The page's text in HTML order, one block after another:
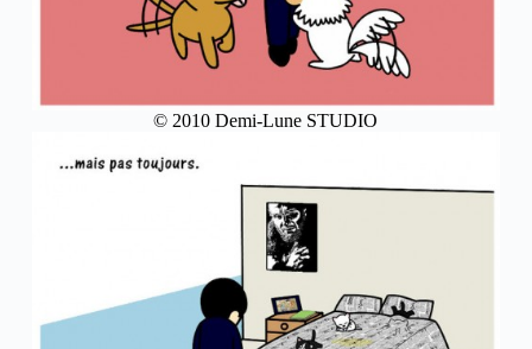
© 2010 Demi-Lune STUDIO